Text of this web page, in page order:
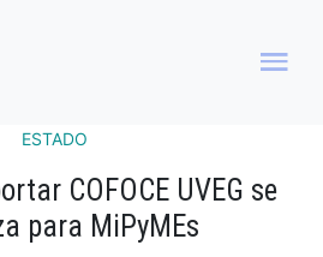
ESTADO
COFOCE UVEG se
para MiPyMEs